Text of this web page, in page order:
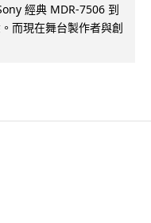
經典 MDR-7506 到
而現在舞台製作者與創